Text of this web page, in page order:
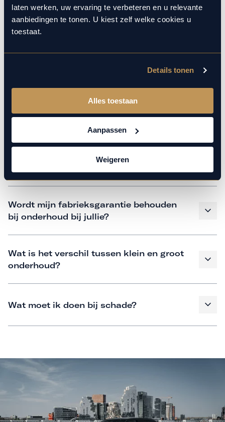
laten werken, uw ervaring te verbeteren en u relevante
aanbiedingen te tonen. U kiest zelf welke cookies u
toestaat.
Details tonen
Alles toestaan
Aanpassen
Weigeren
verzorgen het onderhoud op hetzelfde niveau als een
merkdealer. Kom gerust langs in onze werkplaats voor een
Hoe weet ik welk onderhoud mijn
auto nodig heeft en wanneer?
Is vervangend vervoer mogelijk?
Wordt mijn fabrieksgarantie behouden
bij onderhoud bij jullie?
Wat is het verschil tussen klein en groot
onderhoud?
Wat moet ik doen bij schade?